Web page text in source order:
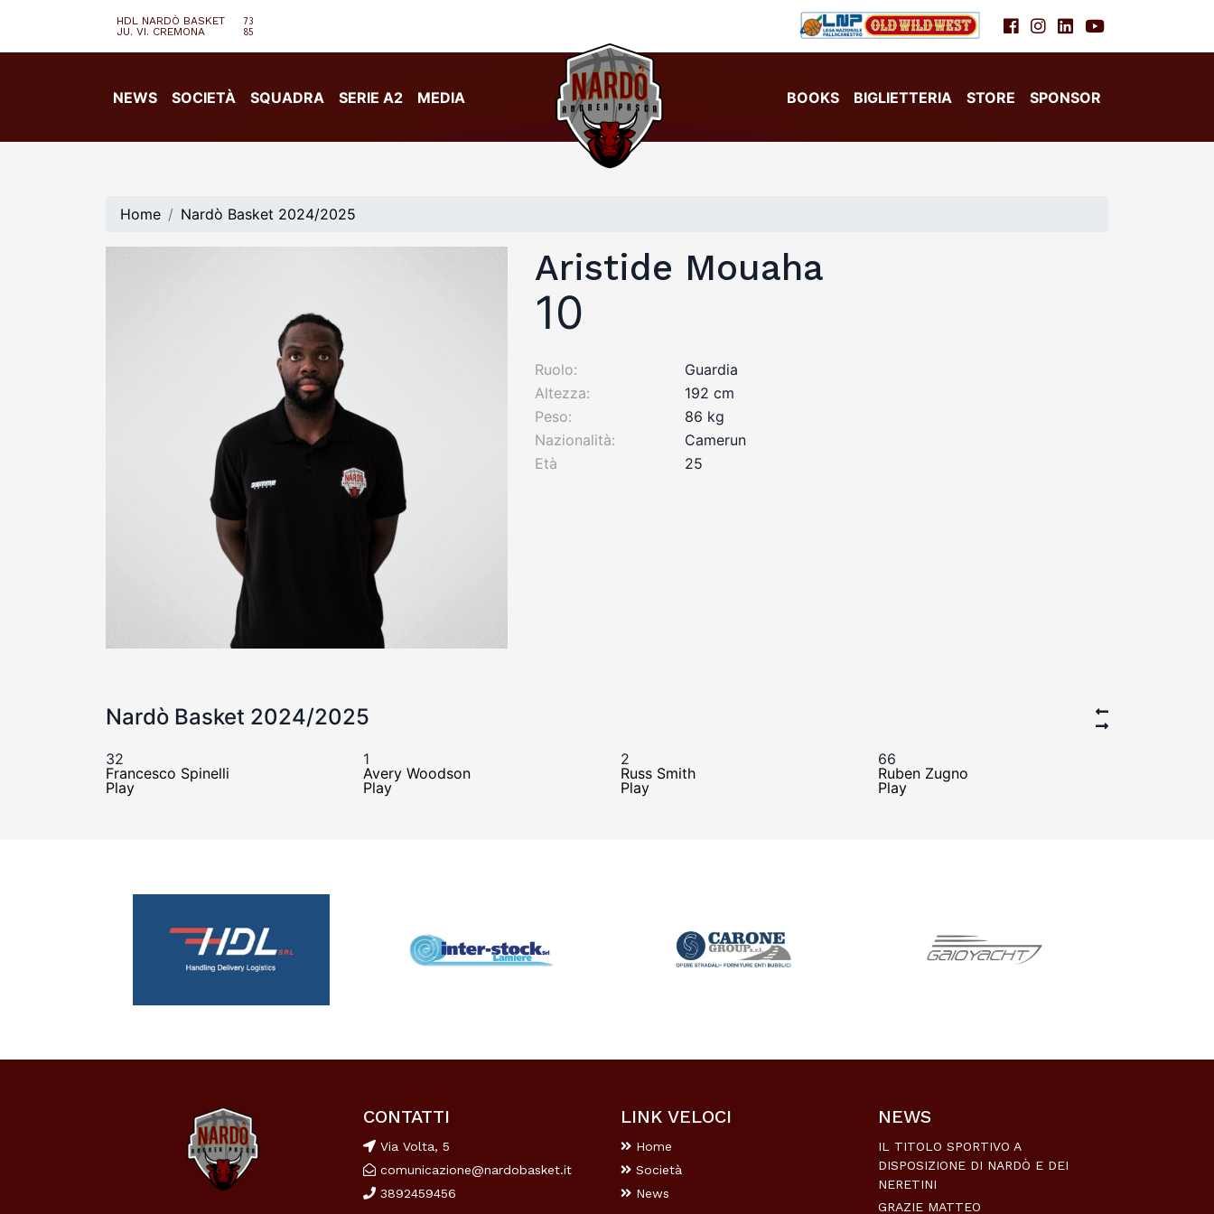
HDL NARDÒ BASKET
JU. VI. CREMONA
73
85
NEWS SOCIETÀ SQUADRA SERIE A2 MEDIA BOOKS BIGLIETTERIA STORE SPONSOR
Home Nardò Basket 2024/2025
Aristide Mouaha
10
Ruolo:
Guardia
Altezza:
192 cm
Peso:
86 kg
Nazionalità:
Camerun
Età
25
Nardò Basket 2024/2025
32
Francesco Spinelli
Play
1
Avery Woodson
Play
2
Russ Smith
Play
66
Ruben Zugno
Play
CONTATTI
Via Volta, 5
comunicazione@nardobasket.it
3892459456
LINK VELOCI
Home
Società
News
NEWS
IL TITOLO SPORTIVO A
DISPOSIZIONE DI NARDÒ E DEI
NERETINI
GRAZIE MATTEO